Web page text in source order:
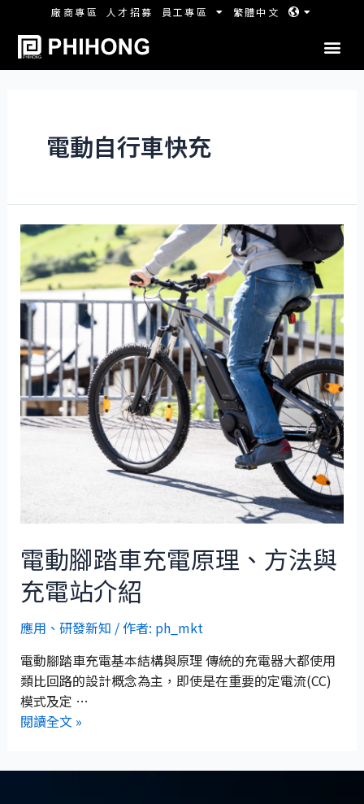
廠商專區 人才招募 員工專區 繁體中文
電動自行車快充
電動腳踏車充電原理、方法與
充電站介紹
應用 、 研發新知 / 作者: ph_mkt
電動腳踏車充電基本結構與原理 傳統的充電器大都使用
類比回路的設計概念為主，即使是在重要的定電流(CC)
模式及定 …
閱讀全文 »